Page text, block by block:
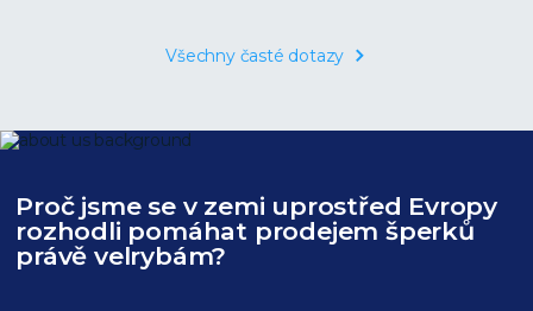
Všechny časté dotazy
Proč jsme se v zemi uprostřed Evropy
rozhodli pomáhat prodejem šperků
právě velrybám?